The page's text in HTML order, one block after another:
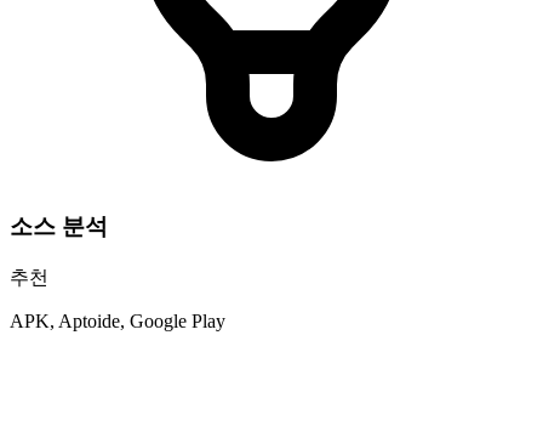
소스 분석
추천
APK, Aptoide, Google Play